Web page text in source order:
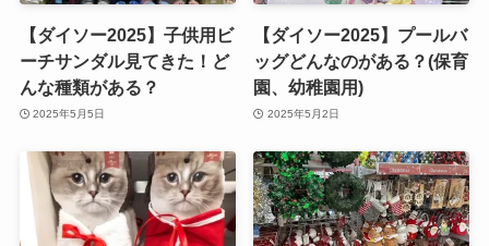
【ダイソー2025】子供用ビ
ーチサンダル見てきた！ど
んな種類がある？
2025年5月5日
【ダイソー2025】プールバ
ッグどんなのがある？(保育
園、幼稚園用)
2025年5月2日